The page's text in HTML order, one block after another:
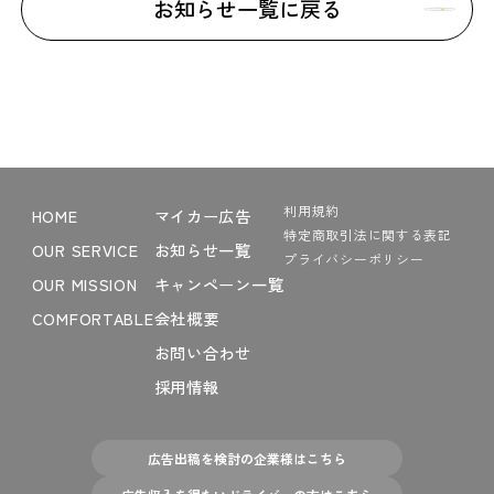
お知らせ一覧に戻る
HOME
OUR SERVICE
OUR MISSION
COMFORTABLE
マイカー広告
お知らせ一覧
キャンペーン一覧
会社概要
お問い合わせ
採用情報
利用規約
特定商取引法に関する表記
プライバシーポリシー
広告出稿を検討の企業様はこちら